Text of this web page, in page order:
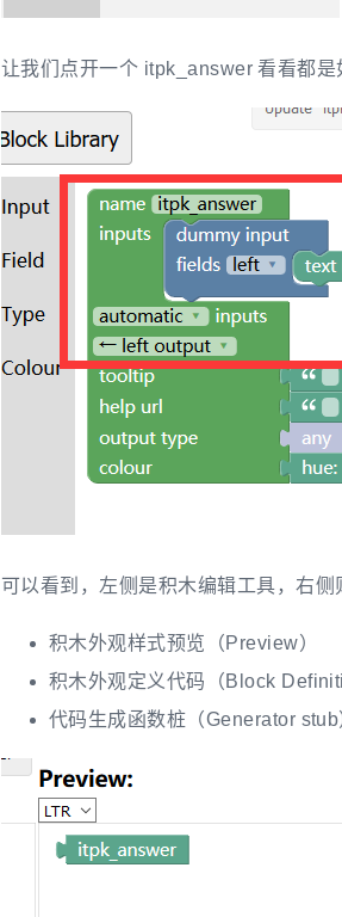
让我们点开一个 itpk_answer 看看都是
可以看到，左侧是积木编辑工具，右侧
积木外观样式预览（Preview）
积木外观定义代码（Block
代码生成函数桩（Generator stub